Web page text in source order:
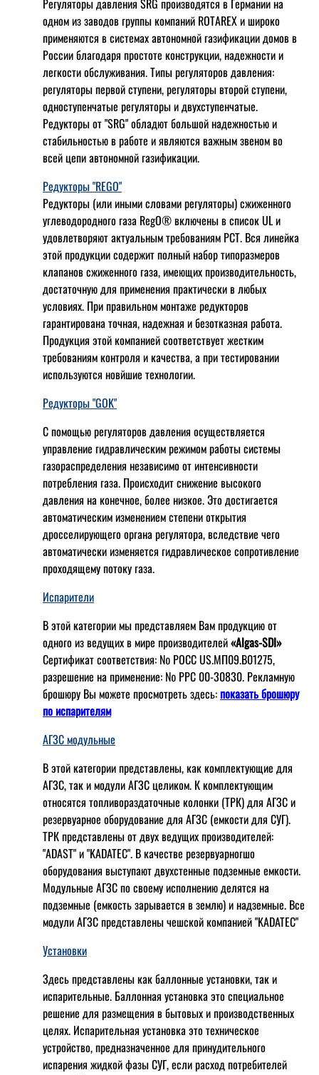
Регуляторы давления SRG производятся в Германии на
одном из заводов группы компаний ROTAREX и широко
применяются в системах автономной газификации домов в
России благодаря простоте конструкции, надежности и
легкости обслуживания. Типы регуляторов давления:
регуляторы первой ступени, регуляторы второй ступени,
одноступенчатые регуляторы и двухступенчатые.
Редукторы от "SRG" обладют большой надежностью и
стабильностью в работе и являются важным звеном во
всей цепи автономной газификации.
Редукторы "REGO"
Редукторы (или иными словами регуляторы) сжиженного
углеводородного газа RegO® включены в список UL и
удовлетворяют актуальным требованиям РСТ. Вся линейка
этой продукции содержит полный набор типоразмеров
клапанов сжиженного газа, имеющих производительность,
достаточную для применения практически в любых
условиях. При правильном монтаже редукторов
гарантирована точная, надежная и безотказная работа.
Продукция этой компанией соответствует жестким
требованиям контроля и качества, а при тестировании
используются новйшие технологии.
Редукторы "GOK"
С помощью регуляторов давления осуществляется
управление гидравлическим режимом работы системы
газораспределения независимо от интенсивности
потребления газа. Происходит снижение высокого
давления на конечное, более низкое. Это достигается
автоматическим изменением степени открытия
дросселирующего органа регулятора, вследствие чего
автоматически изменяется гидравлическое сопротивление
проходящему потоку газа.
Испарители
В этой категории мы представляем Вам продукцию от
одного из ведущих в мире производителей«Algas-SDI»
Сертификат соответствия: № РОСС US.МП09.В01275,
разрешение на применение: № РРС 00-30830. Рекламную
брошюру Вы можете просмотреть здесь:показать брошюру
по испарителям
АГЗС модульные
В этой категории представлены, как комплектующие для
АГЗС, так и модули АГЗС целиком. К комплектующим
относятся топливораздаточные колонки (ТРК) для АГЗС и
резервуарное оборудование для АГЗС (емкости для СУГ).
ТРК представлены от двух ведущих производителей:
"ADAST" и "KADATEC". В качестве резервуарногшо
оборудования выступают двухстенные подземные емкости.
Модульные АГЗС по своему исполнению делятся на
подземные (емкость зарывается в землю) и надземные. Все
модули АГЗС представлены чешской компанией "KADATEC"
Установки
Здесь представлены как баллонные установки, так и
испарительные. Баллонная установка это специальное
решение для размещения в бытовых и производственных
целях. Испарительная установка это техническое
устройство, предназначенное для принудительного
испарения жидкой фазы СУГ, если расход потребителей